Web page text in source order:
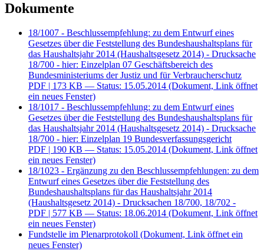
Dokumente
18/1007 - Beschlussempfehlung: zu dem Entwurf eines
Gesetzes über die Feststellung des Bundeshaushaltsplans für
das Haushaltsjahr 2014 (Haushaltsgesetz 2014) - Drucksache
18/700 - hier: Einzelplan 07 Geschäftsbereich des
Bundesministeriums der Justiz und für Verbraucherschutz
PDF | 173 KB — Status: 15.05.2014 (Dokument, Link öffnet
ein neues Fenster)
18/1017 - Beschlussempfehlung: zu dem Entwurf eines
Gesetzes über die Feststellung des Bundeshaushaltsplans für
das Haushaltsjahr 2014 (Haushaltsgesetz 2014) - Drucksache
18/700 - hier: Einzelplan 19 Bundesverfassungsgericht
PDF | 190 KB — Status: 15.05.2014 (Dokument, Link öffnet
ein neues Fenster)
18/1023 - Ergänzung zu den Beschlussempfehlungen: zu dem
Entwurf eines Gesetzes über die Feststellung des
Bundeshaushaltsplans für das Haushaltsjahr 2014
(Haushaltsgesetz 2014) - Drucksachen 18/700, 18/702 -
PDF | 577 KB — Status: 18.06.2014 (Dokument, Link öffnet
ein neues Fenster)
Fundstelle im Plenarprotokoll (Dokument, Link öffnet ein
neues Fenster)